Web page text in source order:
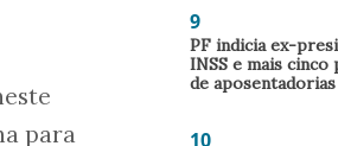
para
9
PF indicia ex-
INSS e mais
de aposentadorias
10